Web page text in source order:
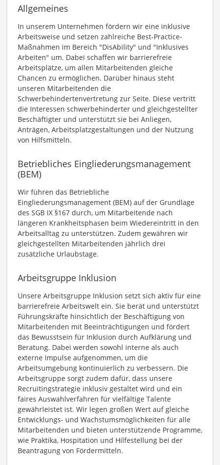
Allgemeines
In unserem Unternehmen fördern wir eine inklusive
Arbeitsweise und setzen zahlreiche Best-Practice-
Maßnahmen im Bereich "DisAbility" und "Inklusives
Arbeiten" um. Dabei schaffen wir barrierefreie
Arbeitsplätze, um allen Mitarbeitenden gleiche
Chancen zu ermöglichen. Darüber hinaus steht
unseren Mitarbeitenden die
Schwerbehindertenvertretung zur Seite. Diese vertritt
die Interessen schwerbehinderter und gleichgestellter
Beschäftigter und unterstützt sie bei Anliegen,
Anträgen, Arbeitsplatzgestaltungen und der Nutzung
von Hilfsmitteln.
Betriebliches Eingliederungsmanagement
(BEM)
Wir führen das Betriebliche
Eingliederungsmanagement (BEM) auf der Grundlage
des SGB IX §167 durch, um Mitarbeitende nach
längeren Krankheitsphasen beim Wiedereintritt in den
Arbeitsalltag zu unterstützen. Zudem gewähren wir
gleichgestellten Mitarbeitenden jährlich drei
zusätzliche Urlaubstage.
Arbeitsgruppe Inklusion
Unsere Arbeitsgruppe Inklusion setzt sich aktiv für eine
barrierefreie Arbeitswelt ein. Sie berät und unterstützt
Führungskräfte hinsichtlich der Beschäftigung von
Mitarbeitenden mit Beeinträchtigungen und fördert
das Bewusstsein für Inklusion durch Aufklärung und
Beratung. Dabei werden sowohl interne als auch
externe Impulse aufgenommen, um die
Arbeitsumgebung kontinuierlich zu verbessern. Die
Arbeitsgruppe sorgt zudem dafür, dass unsere
Recruitingstrategie inklusiv gestaltet wird und ein
faires Auswahlverfahren für vielfältige Talente
gewährleistet ist. Wir legen großen Wert auf gleiche
Entwicklungs- und Wachstumsmöglichkeiten für alle
Mitarbeitenden und bieten unterstützende Programme,
wie Praktika, Hospitation und Hilfestellung bei der
Beantragung von Fördermitteln.